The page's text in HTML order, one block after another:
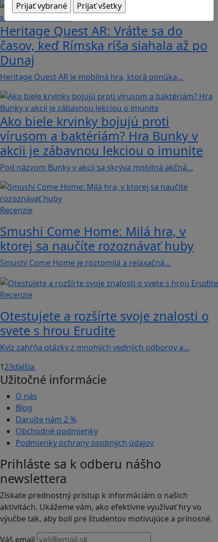
Heritage Quest AR: Vráťte sa do
časov, keď Rímska ríša siahala až po
Dunaj
Heritage Quest AR je mobilná hra, ktorá ponúka…
Ako biele krvinky bojujú proti
vírusom a baktériám? Hra Bunky v
akcii je zábavnou lekciou o imunite
Pod názvom Bunky v akcii sa skrýva mobilná akčná…
Recenzie
Smushi Come Home: Milá hra, v
ktorej sa naučíte rozoznávať huby
Smushi Come Home je roztomilá a relaxačná…
Recenzie
Otestujete a rozšírte svoje znalosti o
svete s hrou Erudite
Kvíz zahŕňa otázky z mnohých vedných odborov a…
123ďalšia
Užitočné informácie
O nás
Blog
Darujte nám 2 %
Obchodné podmienky
Podmienky ochrany osobných údajov
Prihláste sa k odberu nášho
newslettera
Získate prednostný prístup k informáciám o našich
aktivitách. Ukážeme vám, ako efektívne využívať hry vo
výučbe tak, aby boli pre študentov motivujúce a prínosné.
Váš email